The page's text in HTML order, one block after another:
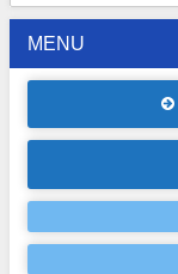
MENU